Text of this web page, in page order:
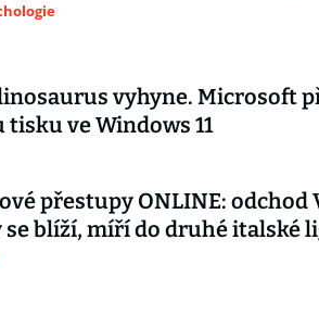
vyhyne. Microsoft
tisku ve Windows 11
přestupy ONLINE: odchod
se blíží, míří do druhé italské